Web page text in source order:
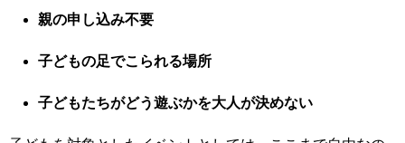
親の申し込み不要
子どもの足でこられる場所
子どもたちがどう遊ぶかを大人が決めない